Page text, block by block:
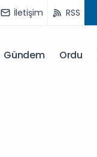
İletişim RSS
Gündem Ordu